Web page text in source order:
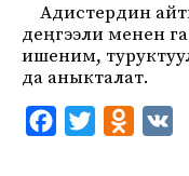
Адистердин
деңгээли менен
ишеним,
да аныкталат.